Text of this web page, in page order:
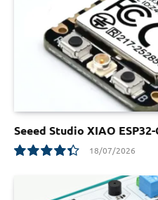
Seeed Studio XIAO
18/07/2026